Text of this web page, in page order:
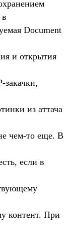
Document
и открытия
закачки,
из аттача
чем-то еще. В
если в
контент. При